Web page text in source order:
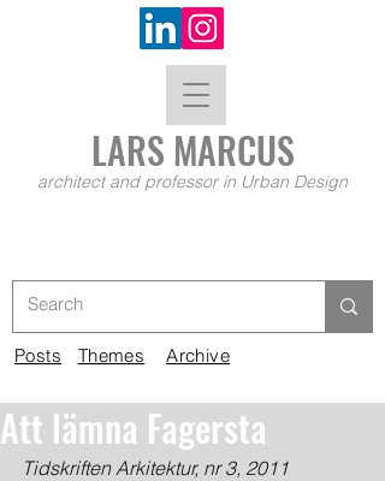
LARS MARCUS
architect and professor in Urban Design
Att lämna Fagersta
Tidskriften Arkitektur, nr 3, 2011
Posts Themes Archive